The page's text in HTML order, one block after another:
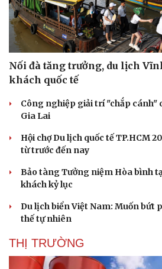
Du lịch
Tư vấn
check-in
Cửa
Nối đà tăng trưởng, du lịch
khách quốc tế
Công nghiệp giải trí "chắp cánh"
Gia Lai
Hội chợ Du lịch quốc tế TP.HCM
từ trước đến nay
Bảo tàng Tưởng niệm Hòa bình
khách kỷ lục
Du lịch biển Việt Nam: Muốn bứt
thế tự nhiên
THỊ TRƯỜNG